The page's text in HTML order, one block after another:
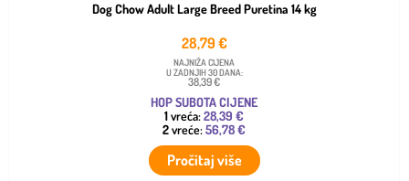
Dog Chow Adult Large Breed Puretina 14 kg
28,79€
NAJNIŽA CIJENA
U ZADNJIH 30 DANA:
38,39 €
HOP SUBOTA CIJENE
1vreća:28,39 €
2vreće:56,78 €
Pročitaj više